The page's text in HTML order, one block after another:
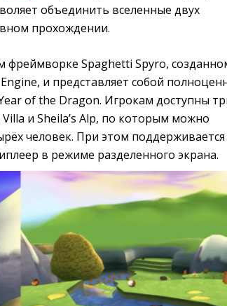
объединить вселенные двух
прохождении.
фреймворке Spaghetti Spyro,
и представляет собой
of the Dragon. Игрокам доступны
и Sheila’s Alp, по которым можно
человек. При этом поддерживается
в режиме разделенного экрана.